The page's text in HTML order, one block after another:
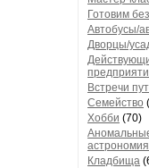
Готовим
Автобусы/
Дворцы/
Встречи
Семейство
Хобби (70)
Кладбища